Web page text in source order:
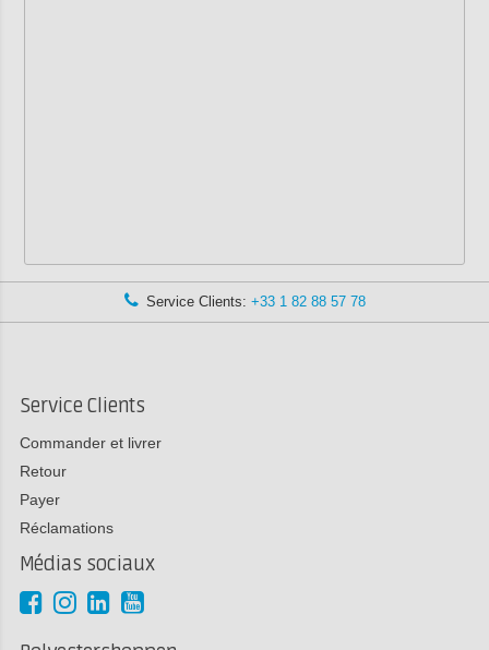
Service Clients: +33 1 82 88 57 78
Service Clients
Commander et livrer
Retour
Payer
Réclamations
Médias sociaux